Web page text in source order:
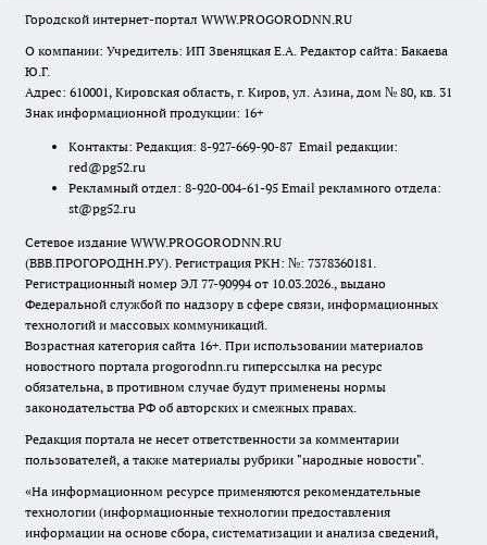
Городской интернет-портал WWW.PROGORODNN.RU
О компании: Учредитель: ИП Звеняцкая Е.А. Редактор сайта: Бакаева
Ю.Г.
Адрес: 610001, Кировская область, г. Киров, ул. Азина, дом № 80, кв. 31
Знак информационной продукции: 16+
Контакты: Редакция: 8-927-669-90-87 Email редакции:
red@pg52.ru
Рекламный отдел: 8-920-004-61-95 Email рекламного отдела:
st@pg52.ru
Сетевое издание WWW.PROGORODNN.RU
(ВВВ.ПРОГОРОДНН.РУ). Регистрация РКН: №: 7378360181.
Регистрационный номер ЭЛ 77-90994 от 10.03.2026., выдано
Федеральной службой по надзору в сфере связи, информационных
технологий и массовых коммуникаций.
Возрастная категория сайта 16+. При использовании материалов
новостного портала progorodnn.ru гиперссылка на ресурс
обязательна, в противном случае будут применены нормы
законодательства РФ об авторских и смежных правах.
Редакция портала не несет ответственности за комментарии
пользователей, а также материалы рубрики "народные новости".
«На информационном ресурсе применяются рекомендательные
технологии (информационные технологии предоставления
информации на основе сбора, систематизации и анализа сведений,